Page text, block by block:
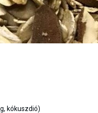
kókuszdió)